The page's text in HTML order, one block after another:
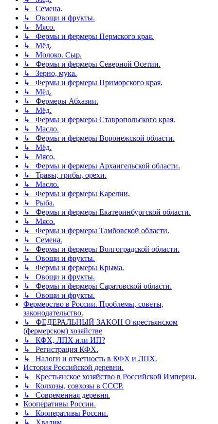
↳ Семена.
↳ Овощи и фрукты.
↳ Мясо.
↳ Фермы и фермеры Пермского края.
↳ Мёд.
↳ Молоко. Сыр.
↳ Фермы и фермеры Северной Осетии.
↳ Зерно, мука.
↳ Фермы и фермеры Приморского края.
↳ Мёд.
↳ Фермеры Абхазии.
↳ Мёд.
↳ Фермы и фермеры Ставропольского края.
↳ Масло.
↳ Фермы и фермеры Воронежской области.
↳ Мёд.
↳ Мясо.
↳ Фермы и фермеры Архангельской области.
↳ Травы, грибы, орехи.
↳ Масло.
↳ Фермы и фермеры Карелии.
↳ Рыба.
↳ Фермы и фермеры Екатеринбургской области.
↳ Мясо.
↳ Фермы и фермеры Тамбовской области.
↳ Семена.
↳ Фермы и фермеры Волгоградской области.
↳ Овощи и фрукты.
↳ Фермы и фермеры Крыма.
↳ Овощи и фрукты.
↳ Фермы и фермеры Саратовской области.
↳ Овощи и фрукты.
Фермерство в России. Проблемы, советы,
законодательство.
↳ ФЕДЕРАЛЬНЫЙ ЗАКОН О крестьянском
(фермерском) хозяйстве
↳ КФХ, ЛПХ или ИП?
↳ Регистрация КФХ.
↳ Налоги и отчетность в КФХ и ЛПХ.
История Российской деревни.
↳ Крестьянское хозяйство в Российской Империи.
↳ Колхозы, совхозы в СССР.
↳ Современная деревня.
Кооперативы России.
↳ Кооперативы России.